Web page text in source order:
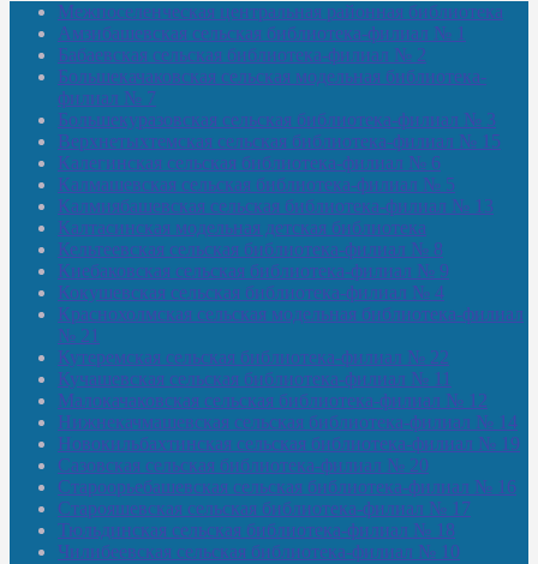
Межпоселенческая центральная районная библиотека
Амзибашевская сельская библиотека-филиал № 1
Бабаевская сельская библиотека-филиал № 2
Большекачаковская сельская модельная библиотека-
филиал № 7
Большекуразовская сельская библиотека-филиал № 3
Верхнетыхтемская сельская библиотека-филиал № 15
Калегинская сельская библиотека-филиал № 6
Калмашевская сельская библиотека-филиал № 5
Калмиябашевская сельская библиотека-филиал № 13
Калтасинская модельная детская библиотека
Кельтеевская сельская библиотека-филиал № 8
Киебаковская сельская библиотека-филиал № 9
Кокушевская сельская библиотека-филиал № 4
Краснохолмская сельская модельная библиотека-филиал
№ 21
Кутеремская сельская библиотека-филиал № 22
Кучашевская сельская библиотека-филиал № 11
Малокачаковская сельская библиотека-филиал № 12
Нижнекачмашевская сельская библиотека-филиал № 14
Новокильбахтинская сельская библиотека-филиал № 19
Сазовская сельская библиотека-филиал № 20
Староорьебашевская сельская библиотека-филиал № 16
Старояшевская сельская библиотека-филиал № 17
Тюльдинская сельская библиотека-филиал № 18
Чилибеевская сельская библиотека-филиал № 10